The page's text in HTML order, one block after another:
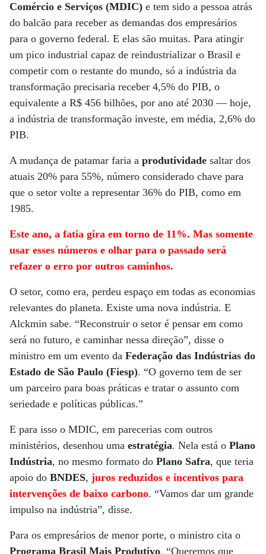
Comércio e Serviços (MDIC) e tem sido a pessoa atrás
do balcão para receber as demandas dos empresários
para o governo federal. E elas são muitas. Para atingir
um pico industrial capaz de reindustrializar o Brasil e
competir com o restante do mundo, só a indústria da
transformação precisaria receber 4,5% do PIB, o
equivalente a R$ 456 bilhões, por ano até 2030 — hoje,
a indústria de transformação investe, em média, 2,6% do
PIB.
A mudança de patamar faria a produtividade saltar dos
atuais 20% para 55%, número considerado chave para
que o setor volte a representar 36% do PIB, como em
1985.
Este ano, a fatia gira em torno de 11%. Mas somente
usar esses números e olhar para o passado será
refazer o erro por outros caminhos.
O setor, como era, perdeu espaço em todas as economias
relevantes do planeta. Existe uma nova indústria. E
Alckmin sabe. “Reconstruir o setor é pensar em como
será no futuro, e caminhar nessa direção”, disse o
ministro em um evento da Federação das Indústrias do
Estado de São Paulo (Fiesp). “O governo tem de ser
um parceiro para boas práticas e tratar o assunto com
seriedade e políticas públicas.”
E para isso o MDIC, em parecerias com outros
ministérios, desenhou uma estratégia. Nela está o Plano
Indústria, no mesmo formato do Plano Safra, que teria
apoio do BNDES, juros reduzidos e incentivos para
intervenções de baixo carbono. “Vamos dar um grande
impulso na indústria”, disse.
Para os empresários de menor porte, o ministro cita o
Programa Brasil Mais Produtivo. “Queremos que